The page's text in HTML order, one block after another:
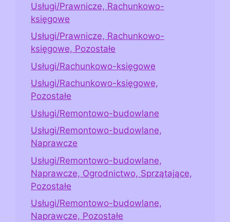
Usługi/Prawnicze, Rachunkowo-
księgowe
Usługi/Prawnicze, Rachunkowo-
księgowe, Pozostałe
Usługi/Rachunkowo-księgowe
Usługi/Rachunkowo-księgowe,
Pozostałe
Usługi/Remontowo-budowlane
Usługi/Remontowo-budowlane,
Naprawcze
Usługi/Remontowo-budowlane,
Naprawcze, Ogrodnictwo, Sprzątające,
Pozostałe
Usługi/Remontowo-budowlane,
Naprawcze, Pozostałe